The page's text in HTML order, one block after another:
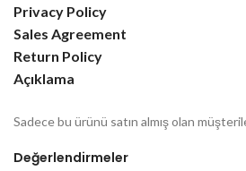
Privacy Policy
Sales Agreement
Return Policy
Açıklama
Değerlendirmeler
Sadece bu ürünü satın almış olan